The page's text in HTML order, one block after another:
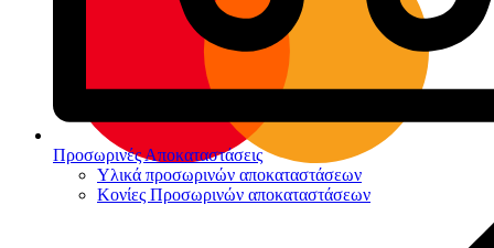
Προσωρινές Αποκαταστάσεις
Υλικά προσωρινών αποκαταστάσεων
Κονίες Προσωρινών αποκαταστάσεων